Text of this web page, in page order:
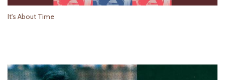
It's About Time